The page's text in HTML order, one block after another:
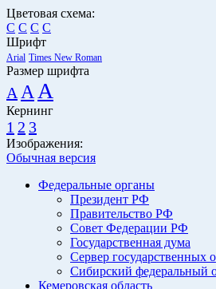
Цветовая схема:
C C C C
Шрифт
Arial Times New Roman
Размер шрифта
A A A
Кернинг
1 2 3
Изображения:
Обычная версия
Федеральные органы
Президент РФ
Правительство РФ
Совет Федерации РФ
Государственная дума
Сервер
Сибирский федеральный
Кемеровская область